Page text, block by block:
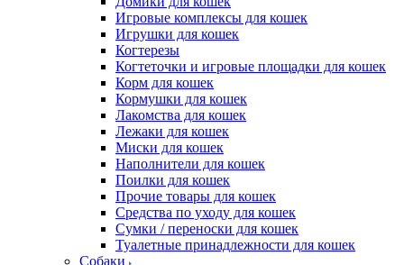
Игровые комплексы для кошек
Игрушки для кошек
Когтерезы
Когтеточки и игровые площадки для кошек
Корм для кошек
Кормушки для кошек
Лакомства для кошек
Лежаки для кошек
Миски для кошек
Наполнители для кошек
Поилки для кошек
Прочие товары для кошек
Средства по уходу для кошек
Сумки / переноски для кошек
Туалетные принадлежности для кошек
Собаки